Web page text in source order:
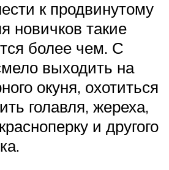
к продвинутому
новичков такие
более чем. С
выходить на
окуня, охотиться
голавля, жереха,
и другого